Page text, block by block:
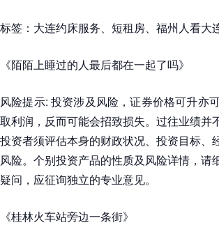
标签：大连约床服务、短租房、福州人看大
《陌陌上睡过的人最后都在一起了吗》
风险提示: 投资涉及风险，证券价格可升亦
取利润，反而可能会招致损失。过往业绩
投资者须评估本身的财政状况、投资目标
风险。个别投资产品的性质及风险详情，
疑问，应征询独立的专业意见。
《桂林火车站旁边一条街》